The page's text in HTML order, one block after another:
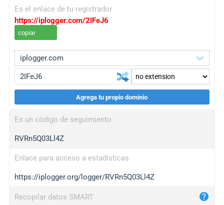
Es el enlace de tu registrador
https://iplogger.com/2IFeJ6
copiar
wl.gl
ed.tc
iplogger.com
maper.info
Agrega tu propio dominio
Es un código de seguimiento
RVRn5Q03Ll4Z
Enlace para acceso a estadísticas
https://iplogger.org/logger/RVRn5Q03Ll4Z
Recopilar datos SMART